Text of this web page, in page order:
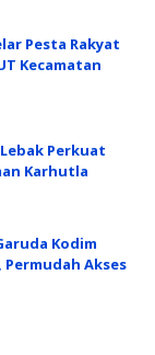
Pesta Rakyat
Kecamatan
Perkuat
Karhutla
Kodim
Permudah Akses